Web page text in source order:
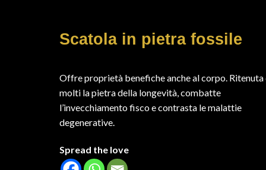
Scatola in pietra fossile
Offre proprietà benefiche anche al corpo. Ritenuta
molti la pietra della longevità, combatte
l’invecchiamento fisco e contrasta le malattie
degenerative.
Spread the love